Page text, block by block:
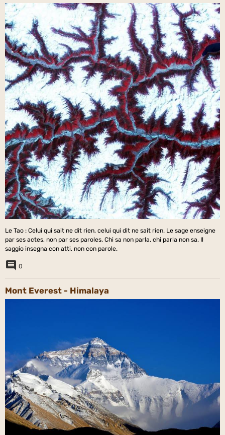
Le Tao : Celui qui sait ne dit rien, celui qui dit ne sait rien. Le sage enseigne
par ses actes, non par ses paroles. Chi sa non parla, chi parla non sa. Il
saggio insegna con atti, non con parole.
0
Mont Everest - Himalaya